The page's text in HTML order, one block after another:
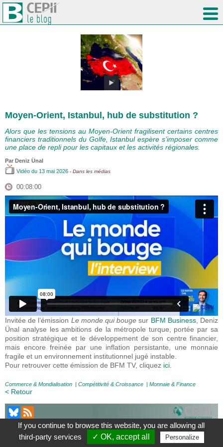
Moyen-Orient, Istanbul, hub de substitution ?
Alors que les tensions au Moyen-Orient fragilisent certains centres
financiers traditionnels du Golfe, Istanbul espère s’imposer comme
une place de repli pour les capitaux et les activités régionales.
Par Deniz Ünal
Vidéo du 13 mai 2026 - Dans les médias
00:08:00
Invitée de l’émission Le monde qui bouge sur BFM Business, Deniz
Ünal analyse les ambitions de la métropole turque, portée par sa
position stratégique et le développement de son centre financier,
mais encore freinée par une inflation persistante, une monnaie
fragile et un environnement institutionnel jugé instable.
Pour retrouver cette émission de BFM TV, cliquez ici
Commerce & Mondialisation | Compétitivité & Croissance | Monnaie & Finance
< Retour
À Propos Contact Mentions légales
Le blog du CEPII, ISSN: 2270-2571
If you continue to browse this website, you are allowing all
third-party services
✓ OK, accept all Personalize